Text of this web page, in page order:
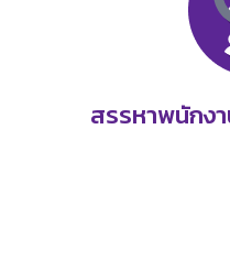
สรรหาพนักง